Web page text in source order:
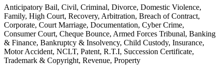
Anticipatory Bail, Civil, Criminal, Divorce, Domestic Violence,
Family, High Court, Recovery, Arbitration, Breach of Contract,
Corporate, Court Marriage, Documentation, Cyber Crime,
Consumer Court, Cheque Bounce, Armed Forces Tribunal, Banking
& Finance, Bankruptcy & Insolvency, Child Custody, Insurance,
Motor Accident, NCLT, Patent, R.T.I, Succession Certificate,
Trademark & Copyright, Revenue, Property